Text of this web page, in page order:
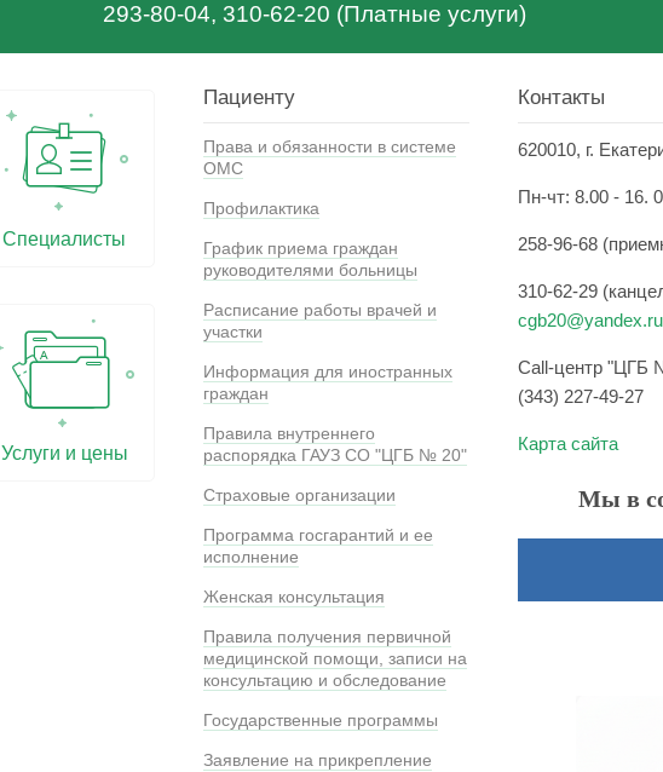
293-80-04, 310-62-20 (Платные услуги)
Специалисты
Услуги и цены
Пациенту
Права и обязанности в системе
ОМС
Профилактика
График приема граждан
руководителями больницы
Расписание работы врачей и
участки
Информация для иностранных
граждан
Правила внутреннего
распорядка ГАУЗ СО "ЦГБ № 20"
Страховые организации
Программа госгарантий и ее
исполнение
Женская консультация
Правила получения первичной
медицинской помощи, записи на
консультацию и обследование
Государственные программы
Заявление на прикрепление
Контакты
620010, г.
Пн-чт: 8.00 - 16.
258-96-68
310-62-29
cgb20@yandex.ru
Call-центр "ЦГБ
(343) 227-49-27
Карта сайта
Мы в